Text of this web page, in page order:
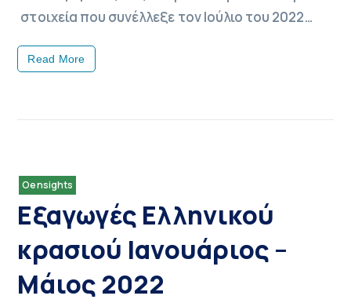
στοιχεία που συνέλλεξε τον Ιούλιο του 2022…
Read More
Oensights
Εξαγωγές Ελληνικού
κρασιού Ιανουάριος –
Μάιος 2022